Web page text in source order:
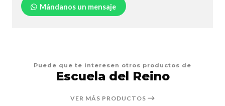
Mándanos un mensaje
Puede que te interesen otros productos de
Escuela del Reino
VER MÁS PRODUCTOS